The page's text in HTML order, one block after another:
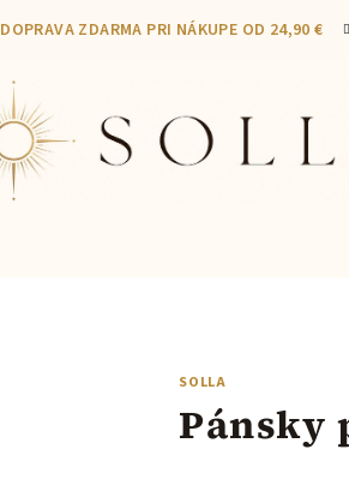
DOPRAVA ZDARMA PRI NÁKUPE OD 24,90 €
SOLLA
Pánsky